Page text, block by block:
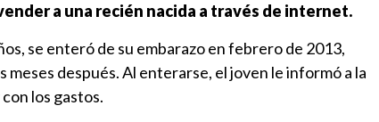
a una recién nacida a través de internet.
se enteró de su embarazo en febrero de 2013,
meses después. Al enterarse, el joven le informó a la
los gastos.